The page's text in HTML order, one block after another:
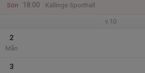
Sön
18:00
Kallinge Sporthall
v.10
2
Mån
3